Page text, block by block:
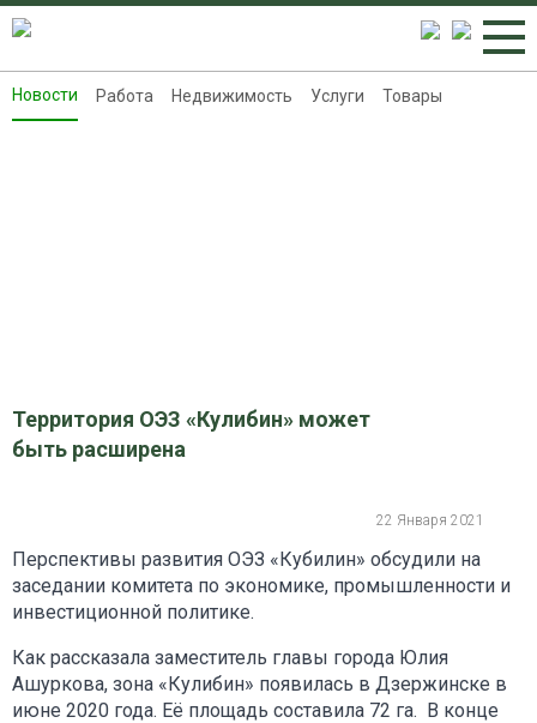
Новости
Новости Работа Недвижимость Услуги Товары
Территория ОЭЗ «Кулибин» может
быть расширена
22 Января 2021
Перспективы развития ОЭЗ «Кубилин» обсудили на
заседании комитета по экономике, промышленности и
инвестиционной политике.
Как рассказала заместитель главы города Юлия
Ашуркова, зона «Кулибин» появилась в Дзержинске в
июне 2020 года. Её площадь составила 72 га. В конце